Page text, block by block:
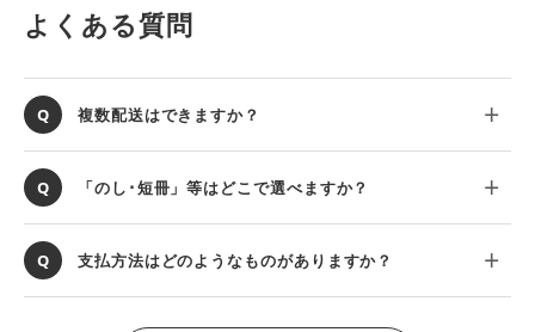
よくある質問
複数配送はできますか？
「のし･短冊」等はどこで選べますか？
支払方法はどのようなものがありますか？